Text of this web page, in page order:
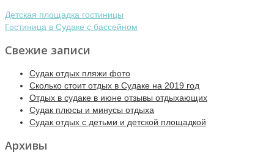
Детская площадка гостиницы
Гостиница в Судаке с бассейном
Свежие записи
Судак отдых пляжи фото
Сколько стоит отдых в Судаке на 2019 год
Отдых в судаке в июне отзывы отдыхающих
Судак плюсы и минусы отдыха
Судак отдых с детьми и детской площадкой
Архивы